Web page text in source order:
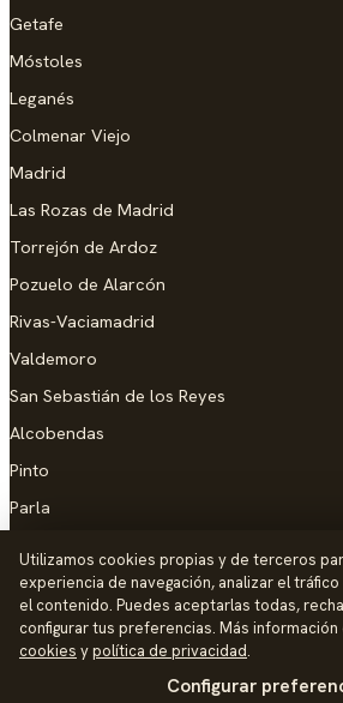
Getafe
Móstoles
Leganés
Colmenar Viejo
Madrid
Las Rozas de Madrid
Torrejón de Ardoz
Pozuelo de Alarcón
Rivas-Vaciamadrid
Valdemoro
San Sebastián de los Reyes
Alcobendas
Pinto
Parla
AYUDA
Añadir empresa
Utilizamos cookies propias y de terceros
experiencia de navegación, analizar el
el contenido. Puedes aceptarlas todas,
configurar tus preferencias. Más información
cookies ypolítica de privacidad.
Configurar